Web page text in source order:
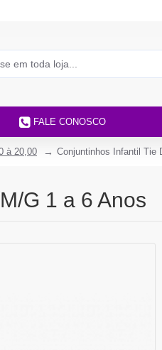
FALE CONOSCO
à 20,00 Conjuntinhos Infantil Tie
G 1 a 6 Anos